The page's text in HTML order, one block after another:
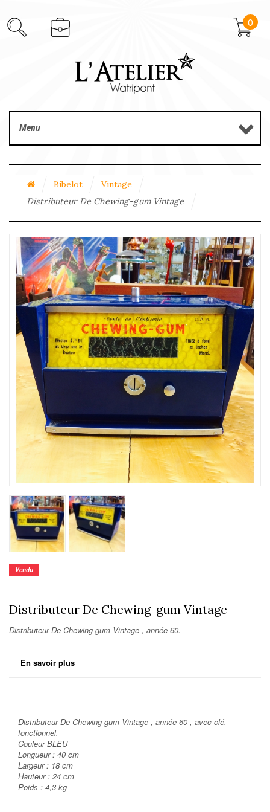
0
Menu
Bibelot
Vintage
Distributeur De Chewing-gum Vintage
Vendu
Distributeur De Chewing-gum Vintage
Distributeur De Chewing-gum Vintage , année 60.
En savoir plus
Distributeur De Chewing-gum Vintage , année 60 , avec clé,
fonctionnel.
Couleur BLEU
Longueur : 40 cm
Largeur : 18 cm
Hauteur : 24 cm
Poids : 4,3 kg